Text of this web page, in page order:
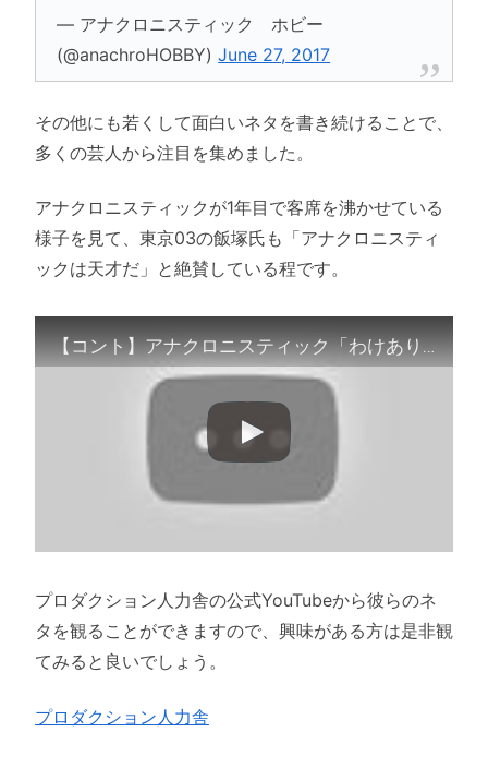
— アナクロニスティック ホビー
(@anachroHOBBY)June 27, 2017
その他にも若くして面白いネタを書き続けることで、
多くの芸人から注目を集めました。
アナクロニスティックが1年目で客席を沸かせている
様子を見て、東京03の飯塚氏も「アナクロニスティ
ックは天才だ」と絶賛している程です。
【コント】アナクロニスティック「わけあり物件」
プロダクション人力舎の公式YouTubeから彼らのネ
タを観ることができますので、興味がある方は是非観
てみると良いでしょう。
プロダクション人力舎